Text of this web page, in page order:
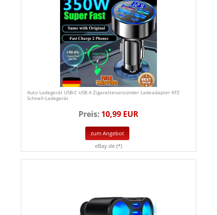
Auto Ladegerät USB-C USB A Zigarettenanzünder Ladeadapter KFZ
Schnell-Ladegerät
Preis: 10,99 EUR
zum Angebot
eBay.de (*)